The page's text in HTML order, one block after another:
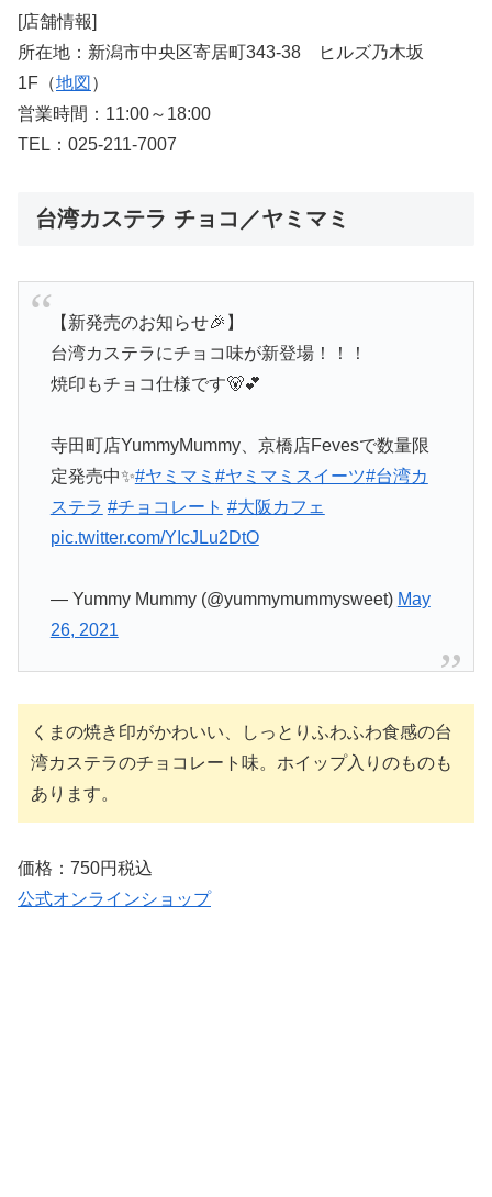
[店舗情報]
所在地：新潟市中央区寄居町343-38 ヒルズ乃木坂
1F（地図 ）
営業時間：11:00～18:00
TEL：025-211-7007
台湾カステラ チョコ／ヤミマミ
【新発売のお知らせ🎉】
台湾カステラにチョコ味が新登場！！！
焼印もチョコ仕様です🐻💕
寺田町店YummyMummy、京橋店Fevesで数量限
定発売中✨#ヤミマミ #ヤミマミスイーツ#台湾カ
ステラ #チョコレート #大阪カフェ
pic.twitter.com/YIcJLu2DtO
— Yummy Mummy (@yummymummysweet) May
26, 2021
くまの焼き印がかわいい、しっとりふわふわ食感の台
湾カステラのチョコレート味。ホイップ入りのものも
あります。
価格：750円税込
公式オンラインショップ